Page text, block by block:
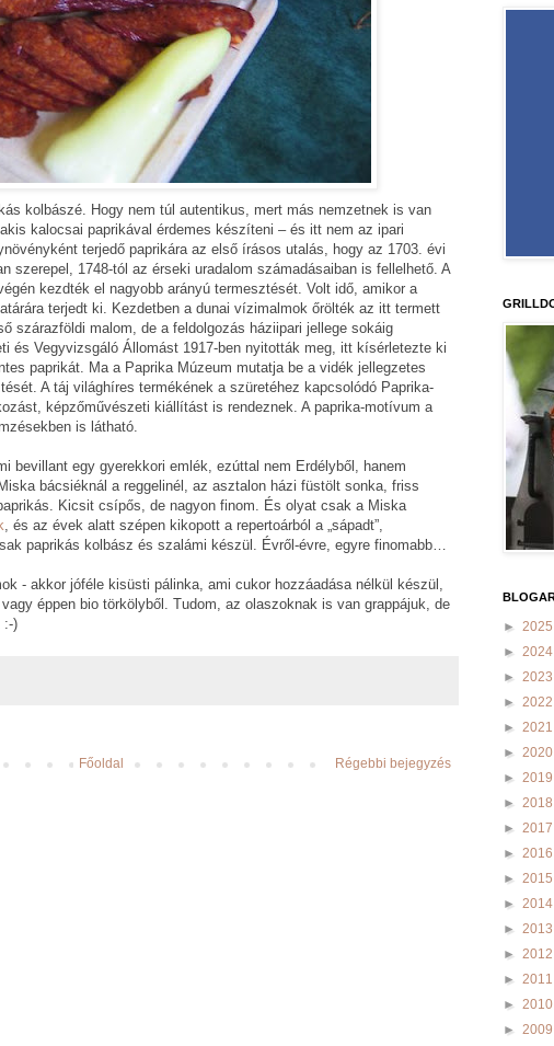
kolbászé. Hogy nem túl autentikus, mert más nemzetnek is van
kalocsai paprikával érdemes készíteni – és itt nem az ipari
terjedő paprikára az első írásos utalás, hogy az 1703. évi
szerepel, 1748-tól az érseki uradalom számadásaiban is fellelhető. A
kezdték el nagyobb arányú termesztését. Volt idő, amikor a
terjedt ki. Kezdetben a dunai vízimalmok őrölték az itt termett
szárazföldi malom, de a feldolgozás háziipari jellege sokáig
és Vegyvizsgáló Állomást 1917-ben nyitották meg, itt kísérletezte ki
paprikát. Ma a Paprika Múzeum mutatja be a vidék jellegzetes
A táj világhíres termékének a szüretéhez kapcsolódó Paprika-
képzőművészeti kiállítást is rendeznek. A paprika-motívum a
is látható.
bevillant egy gyerekkori emlék, ezúttal nem Erdélyből, hanem
bácsiéknál a reggelinél, az asztalon házi füstölt sonka, friss
Kicsit csípős, de nagyon finom. És olyat csak a Miska
, és az évek alatt szépen kikopott a repertoárból a „sápadt”,
paprikás kolbász és szalámi készül. Évről-évre, egyre finomabb…
- akkor jóféle kisüsti pálinka, ami cukor hozzáadása nélkül készül,
éppen bio törkölyből. Tudom, az olaszoknak is van grappájuk, de
:-)
Régebbi bejegyzés
Főoldal
► 2025
► 2024
► 2023
► 2022
► 2021
► 2020
► 2019
► 2018
► 2017
► 2016
► 2015
► 2014
► 2013
► 2012
► 2011
► 2010
► 2009